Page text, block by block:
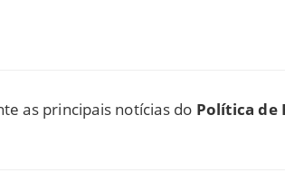
as principais notícias do Política de